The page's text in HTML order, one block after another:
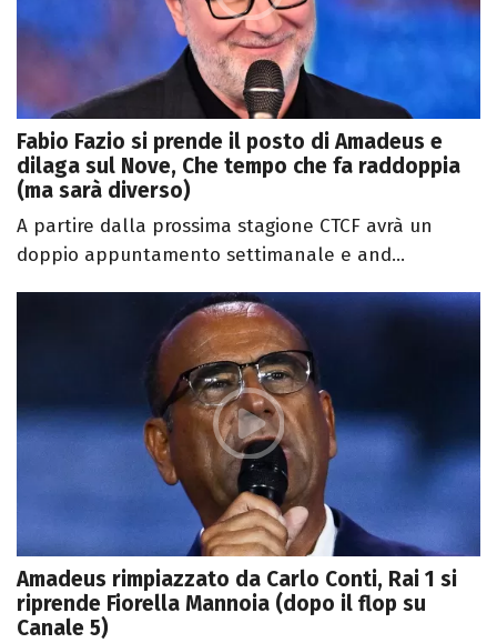
Fabio Fazio si prende il posto di Amadeus e
dilaga sul Nove, Che tempo che fa raddoppia
(ma sarà diverso)
A partire dalla prossima stagione CTCF avrà un
doppio appuntamento settimanale e and...
Amadeus rimpiazzato da Carlo Conti, Rai 1 si
riprende Fiorella Mannoia (dopo il flop su
Canale 5)